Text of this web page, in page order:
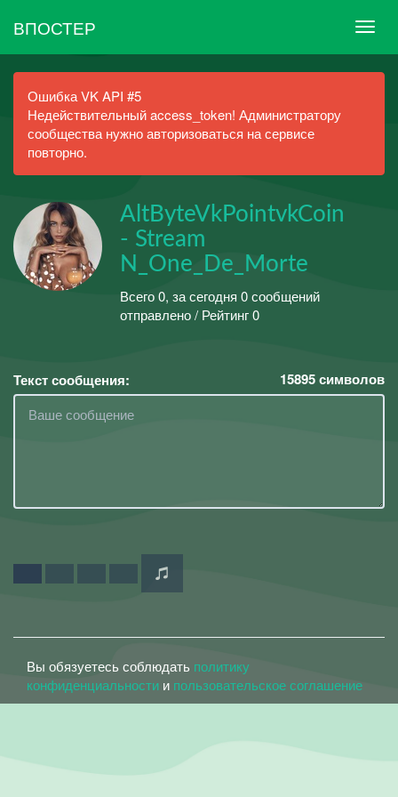
ВПОСТЕР
Ошибка VK API #5
Недействительный access_token! Администратору
сообщества нужно авторизоваться на сервисе
повторно.
AltByteVkPointvkCoin
- Stream
N_One_De_Morte
Всего 0, за сегодня 0 сообщений
отправлено / Рейтинг 0
Текст сообщения: 15895символов
Вы обязуетесь соблюдать политику
конфиденциальности и пользовательское соглашение